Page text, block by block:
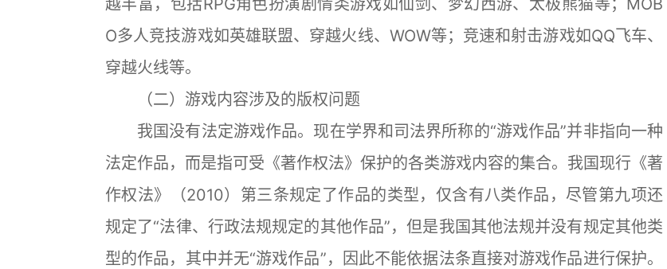
O多人竞技游戏如英雄联盟、穿越火线、WOW等；竞速和射击游戏如QQ飞车、
穿越火线等。
（二）游戏内容涉及的版权问题
我国没有法定游戏作品。现在学界和司法界所称的“游戏作品”并非指向一种
法定作品，而是指可受《著作权法》保护的各类游戏内容的集合。我国现行《著
作权法》（2010）第三条规定了作品的类型，仅含有八类作品，尽管第九项还
规定了“法律、行政法规规定的其他作品”，但是我国其他法规并没有规定其他类
型的作品，其中并无“游戏作品”，因此不能依据法条直接对游戏作品进行保护。